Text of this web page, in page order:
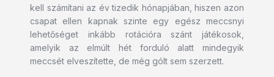
kell számítani az év tizedik hónapjában, hiszen azon
csapat ellen kapnak szinte egy egész meccsnyi
lehetőséget inkább rotációra szánt játékosok,
amelyik az elmúlt hét forduló alatt mindegyik
meccsét elveszítette, de még gólt sem szerzett.